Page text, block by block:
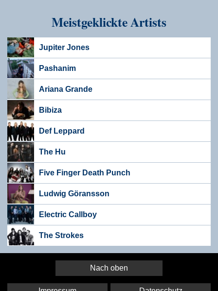
Meistgeklickte Artists
Jupiter Jones
Pashanim
Ariana Grande
Bibiza
Def Leppard
The Hu
Five Finger Death Punch
Ludwig Göransson
Electric Callboy
The Strokes
Nach oben